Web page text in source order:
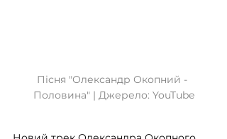
Пісня "Олександр Окопний -
Половина" | Джерело: YouTube